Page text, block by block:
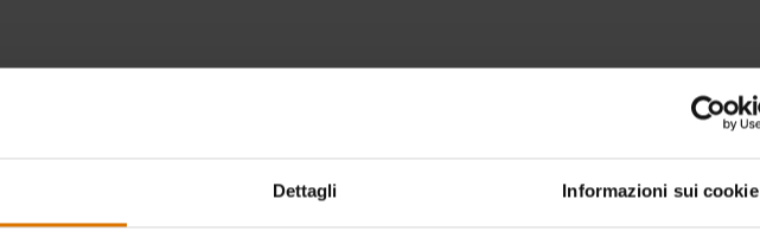
Dettagli Informazioni sui cookie